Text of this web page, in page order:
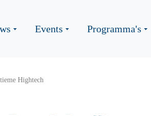
Events Programma's
Hightech